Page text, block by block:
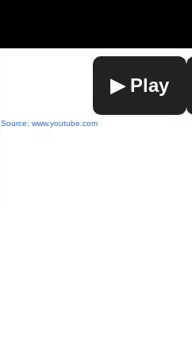
▶ Play
Source: www.youtube.com